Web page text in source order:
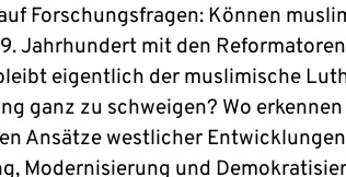
Forschungsfragen: Können
Jahrhundert mit den Reformatoren
eigentlich der muslimische
ganz zu schweigen? Wo
Ansätze westlicher
Modernisierung und